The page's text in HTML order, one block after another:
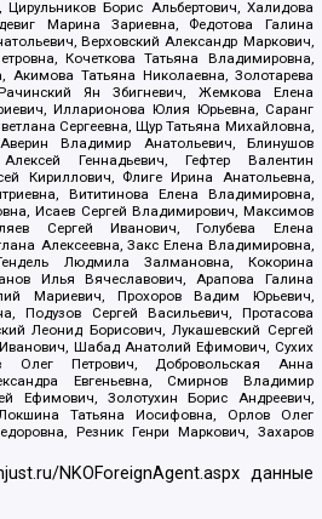
Борис Альбертович, Халидова
Марина Зариевна, Федотова Галина
Верховский Александр Маркович,
Кочеткова Татьяна Владимировна,
Акимова Татьяна Николаевна, Золотарева
Ян Збигневич, Жемкова Елена
Илларионова Юлия Юрьевна, Саранг
Сергеевна, Щур Татьяна Михайловна,
Владимир Анатольевич, Блинушов
Геннадьевич, Гефтер Валентин
Кириллович, Флиге Ирина Анатольевна,
Вититинова Елена Владимировна,
Исаев Сергей Владимирович, Максимов
Сергей Иванович, Голубева Елена
Алексеевна, Закс Елена Владимировна,
Людмила Залмановна, Кокорина
Илья Вячеславович, Арапова Галина
Мариевич, Прохоров Вадим Юрьевич,
Подузов Сергей Васильевич, Протасова
Леонид Борисович, Лукашевский Сергей
Шабад Анатолий Ефимович, Сухих
Олег Петрович, Добровольская Анна
Евгеньевна, Смирнов Владимир
Ефимович, Золотухин Борис Андреевич,
Татьяна Иосифовна, Орлов Олег
Резник Генри Маркович, Захаров
NKOForeignAgent.aspxданные